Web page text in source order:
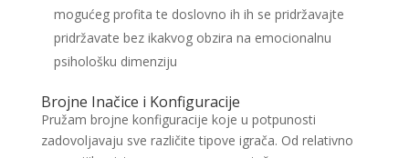
mogućeg profita te doslovno ih ih se pridržavajte
pridržavate bez ikakvog obzira na emocionalnu
psihološku dimenziju
Brojne Inačice i Konfiguracije
Pružam brojne konfiguracije koje u potpunosti
zadovoljavaju sve različite tipove igrača. Od relativno